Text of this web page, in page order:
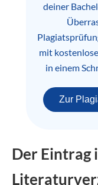
deiner
mit
in einem
Zur
Der Eintrag